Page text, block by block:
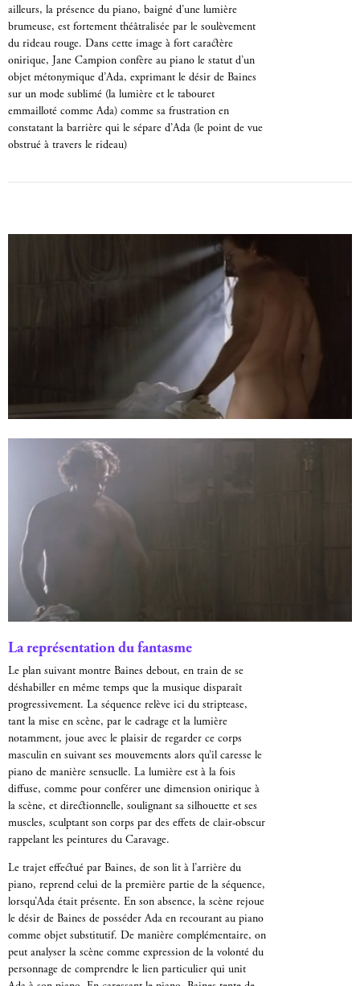
ailleurs, la présence du piano, baigné d’une lumière
brumeuse, est fortement théâtralisée par le soulèvement
du rideau rouge. Dans cette image à fort caractère
onirique, Jane Campion confère au piano le statut d’un
objet métonymique d’Ada, exprimant le désir de Baines
sur un mode sublimé (la lumière et le tabouret
emmailloté comme Ada) comme sa frustration en
constatant la barrière qui le sépare d’Ada (le point de vue
obstrué à travers le rideau)
La représentation du fantasme
Le plan suivant montre Baines debout, en train de se
déshabiller en même temps que la musique disparaît
progressivement. La séquence relève ici du striptease,
tant la mise en scène, par le cadrage et la lumière
notamment, joue avec le plaisir de regarder ce corps
masculin en suivant ses mouvements alors qu’il caresse le
piano de manière sensuelle. La lumière est à la fois
diffuse, comme pour conférer une dimension onirique à
la scène, et directionnelle, soulignant sa silhouette et ses
muscles, sculptant son corps par des effets de clair-obscur
rappelant les peintures du Caravage.
Le trajet effectué par Baines, de son lit à l’arrière du
piano, reprend celui de la première partie de la séquence,
lorsqu’Ada était présente. En son absence, la scène rejoue
le désir de Baines de posséder Ada en recourant au piano
comme objet substitutif. De manière complémentaire, on
peut analyser la scène comme expression de la volonté du
personnage de comprendre le lien particulier qui unit